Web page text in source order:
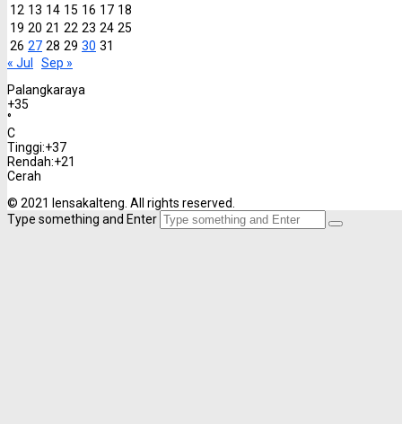
12 13 14 15 16 17 18
19 20 21 22 23 24 25
26 27 28 29 30 31
« Jul
Sep »
Palangkaraya
+35
°
C
Tinggi:+37
Rendah:+21
Cerah
© 2021 lensakalteng. All rights reserved.
Type something and Enter